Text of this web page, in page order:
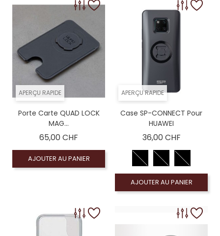
APERÇU RAPIDE
Porte Carte QUAD LOCK
MAG...
65,00 CHF
AJOUTER AU PANIER
APERÇU RAPIDE
Case SP-CONNECT Pour
HUAWEI
36,00 CHFPrix
AJOUTER AU PANIER